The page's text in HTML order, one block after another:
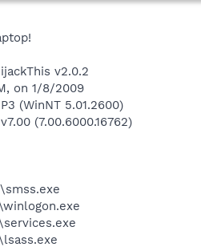
v2.0.2
on 1/8/2009
(WinNT 5.01.2600)
(7.00.6000.16762)